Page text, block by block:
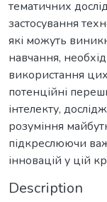
тематичних
застосування
які можуть
навчання,
використання
потенційні
інтелекту,
розуміння
підкреслюючи
інновацій у цій
Description